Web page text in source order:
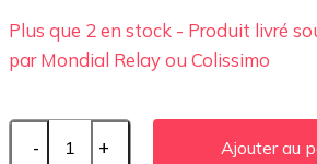
Plus que 2 en stock - Produit livré
par Mondial Relay ou Colissimo
Ajouter au